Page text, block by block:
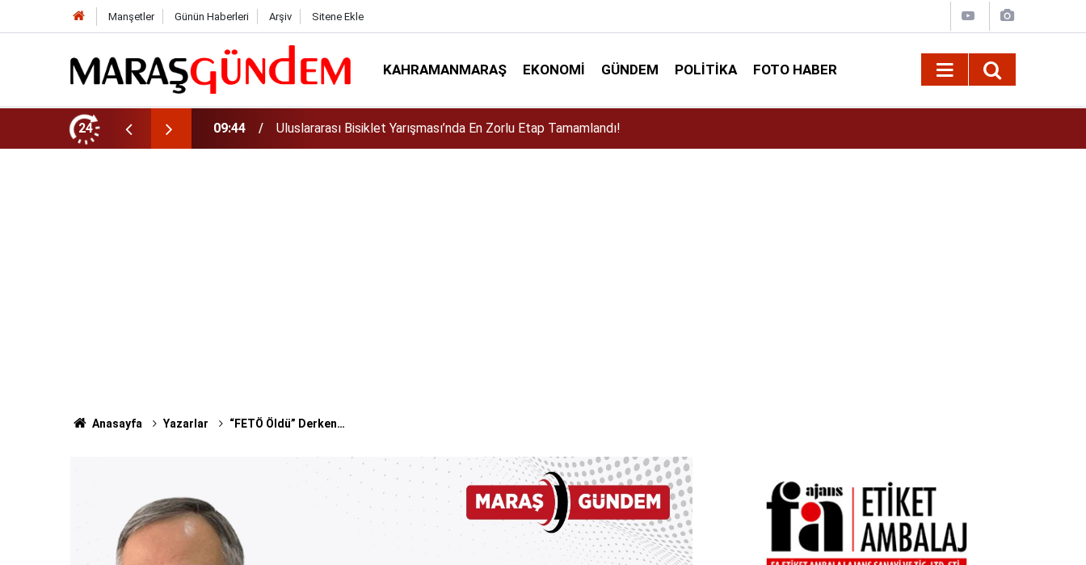
Manşetler Günün Haberleri Arşiv Sitene Ekle
KAHRAMANMARAŞ EKONOMI GÜNDEM POLITIKA FOTO HABER
24 09:24 Büyükşehir, Elbistan Kırsalında 10 Mahallenin Kullandığı Grup YolunuYeniliyor!
Anasayfa Yazarlar “FETÖ Öldü” Derken…